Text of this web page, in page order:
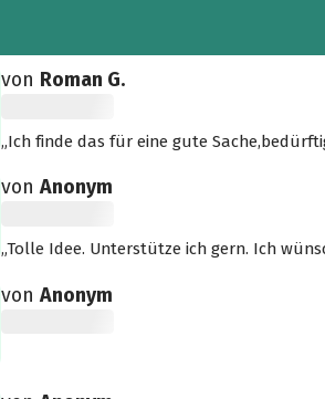
von Roman G.
„Ich finde das für eine gute
vonAnonym
„Tolle Idee. Unterstütze ich gern. Ich
vonAnonym